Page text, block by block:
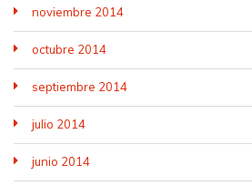
noviembre 2014
octubre 2014
septiembre 2014
julio 2014
junio 2014